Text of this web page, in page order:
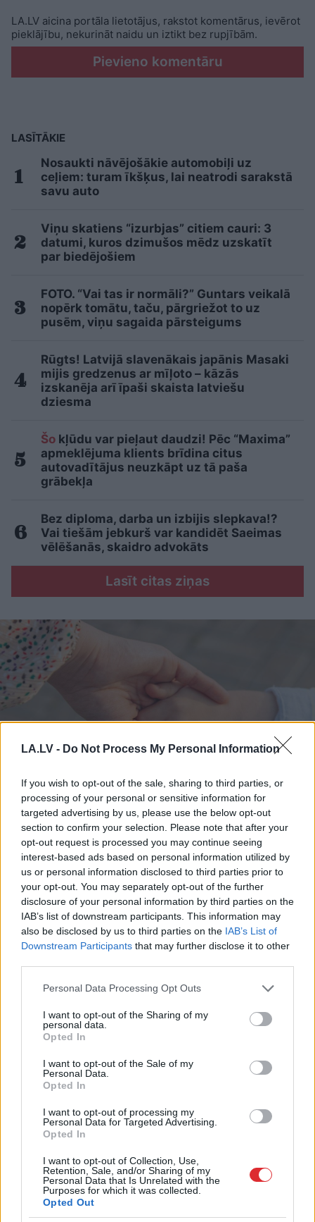
LA.LV - Do Not Process My Personal Information
If you wish to opt-out of the sale, sharing to third parties, or
processing of your personal or sensitive information for
targeted advertising by us, please use the below opt-out
section to confirm your selection. Please note that after your
opt-out request is processed you may continue seeing
interest-based ads based on personal information utilized by
us or personal information disclosed to third parties prior to
your opt-out. You may separately opt-out of the further
disclosure of your personal information by third parties on the
IAB’s list of downstream participants. This information may
also be disclosed by us to third parties on the IAB’s List of
Downstream Participants that may further disclose it to other
Please note that this website/app uses one or more Google
not limited to your visit or usage behaviour. You may click to
grant or deny consent to Google and its third-party tags to
use your data for below specified purposes in below Google
consent section.
Personal Data Processing Opt Outs
I want to opt-out of the Sharing of my
personal data.
Opted In
I want to opt-out of the Sale of my
Personal Data.
Opted In
I want to opt-out of processing my
Personal Data for Targeted Advertising.
Opted In
I want to opt-out of Collection, Use,
Retention, Sale, and/or Sharing of my
Personal Data that Is Unrelated with the
Purposes for which it was collected.
Opted Out
LA.LV aicina portāla lietotājus, rakstot komentārus, ievērot
pieklājību, nekurināt naidu un iztikt bez rupjībām.
Pievieno komentāru
LASĪTĀKIE
Nosaukti nāvējošākie automobiļi uz
ceļiem: turam īkšķus, lai neatrodi sarakstā
savu auto
Viņu skatiens “izurbjas” citiem cauri: 3
datumi, kuros dzimušos mēdz uzskatīt
par biedējošiem
FOTO. “Vai tas ir normāli?” Guntars veikalā
nopērk tomātu, taču, pārgriežot to uz
pusēm, viņu sagaida pārsteigums
Rūgts! Latvijā slavenākais japānis Masaki
mijis gredzenus ar mīļoto – kāzās
izskanēja arī īpaši skaista latviešu
dziesma
Šo kļūdu var pieļaut daudzi! Pēc “Maxima”
apmeklējuma klients brīdina citus
autovadītājus neuzkāpt uz tā paša
grābekļa
Bez diploma, darba un izbijis slepkava!?
Vai tiešām jebkurš var kandidēt Saeimas
vēlēšanās, skaidro advokāts
Lasīt citas ziņas
“Viņa vienkārši grib
izaugt.” Piecgadīgajai
Paulai nepieciešama
sabiedrības palīdzība
RaitisLogins: Ja
nespēs vienoties,
prognozēju, ka
“airBaltic” tiks
iesniegts
pieteikums
Notāre skaidro, kas
šādos gadījumos jāzina